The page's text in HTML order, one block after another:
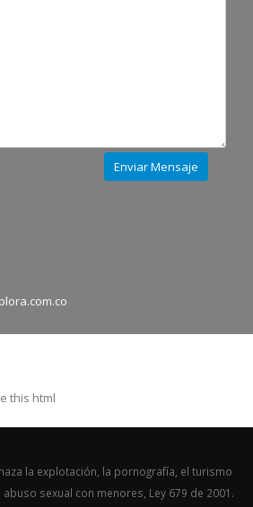
this html
la explotación, la pornografía, el turismo
sexual con menores, Ley 679 de 2001.